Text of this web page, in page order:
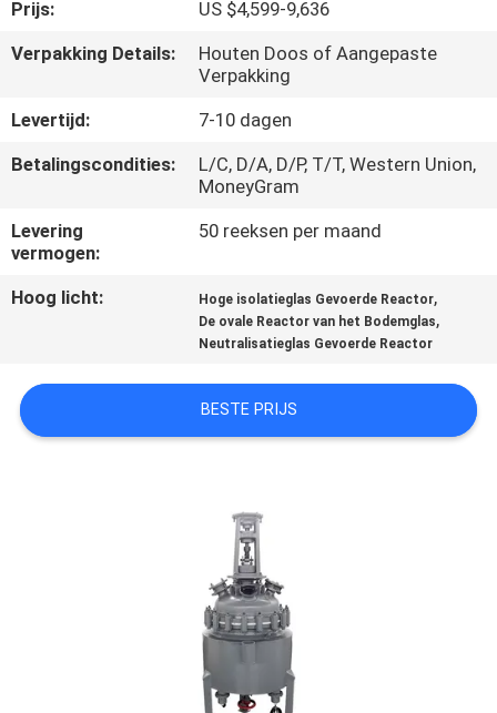
CONTACTEER
ONS
VERZOEK
OM EEN
SITEMAP
PRIVACYBELEID
Prijs:
US $4,599-9,636
Verpakking Details:
Houten Doos of Aangepaste
Verpakking
Levertijd:
7-10 dagen
Betalingscondities:
L/C, D/A, D/P, T/T, Western Union,
MoneyGram
Levering
vermogen:
50 reeksen per maand
Hoog licht: Hoge isolatieglas Gevoerde Reactor,
De ovale Reactor van het Bodemglas,
Neutralisatieglas Gevoerde Reactor
BESTE PRIJS